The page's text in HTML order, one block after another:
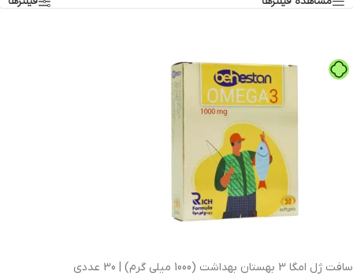
سافت ژل امگا 3 بهستان بهداشت (1000 میلی گرم) | 30 عددی